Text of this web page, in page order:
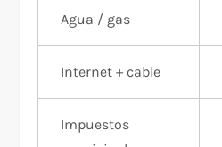
Agua / gas
Internet + cable
Impuestos